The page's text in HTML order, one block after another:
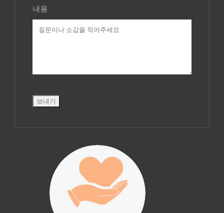
내용
진리횃불 사역은
여러분의 후원으
로 이루어집니다.